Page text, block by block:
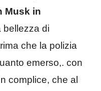
Musk in
bellezza di
che la polizia
emerso,. con
complice, che al